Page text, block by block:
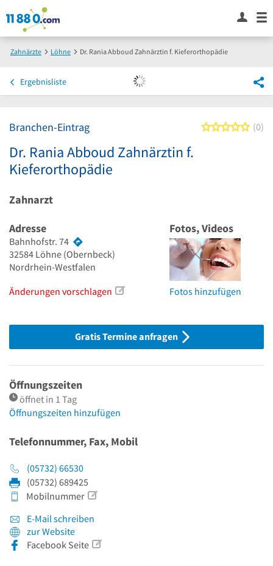
Zahnärzte Löhne Dr. Rania Abboud Zahnärztin f. Kieferorthopädie
Ergebnisliste
Branchen-Eintrag 00
Dr. Rania Abboud Zahnärztin f.
Kieferorthopädie
Zahnarzt
Adresse
Bahnhofstr. 74
32584 Löhne (Obernbeck)
Nordrhein-Westfalen
Änderungen vorschlagen
Fotos, Videos
Fotos hinzufügen
Gratis Termine anfragen
Öffnungszeiten
öffnet in 1 Tag
Öffnungszeiten hinzufügen
Telefonnummer, Fax, Mobil
(05732) 66530
(05732) 689425
Mobilnummer
E-Mail schreiben
zur Website
Facebook Seite